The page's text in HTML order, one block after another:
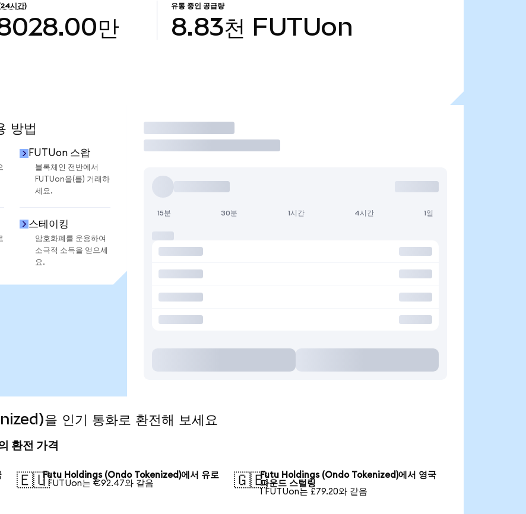
시간)
만
유통 중인 공급량
8.83천 FUTUon
방법
FUTUon 스왑
블록체인 전반에서
FUTUon을(를) 거래하
세요.
스테이킹
암호화폐를 운용하여
소극적 소득을 얻으세
요.
거래
15분 30분 1시간 4시간 1일
을 인기 통화로 환전해 보세요
환전 가격
🇪🇺Futu Holdings (Ondo Tokenized)에서 유로
1 FUTUon는 €92.47와 같음
🇬🇧Futu Holdings (Ondo Tokenized)에서 영국
파운드 스털링
1 FUTUon는 £79.20와 같음